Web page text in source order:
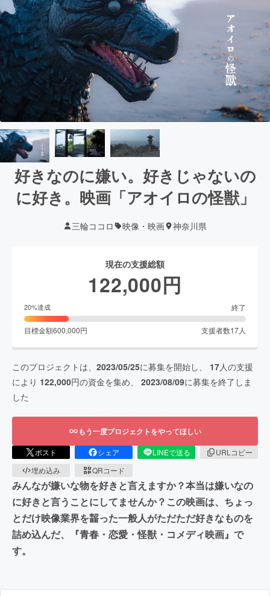
好きなのに嫌い。好きじゃないの
に好き。映画「アオイロの怪獣」
三輪ココロ 映像・映画 神奈川県
現在の支援総額
122,000円
20%達成 終了
目標金額600,000円 支援者数17人
このプロジェクトは、 2023/05/25に募集を開始し、 17人の支援
により 122,000円の資金を集め、 2023/08/09に募集を終了しま
した
もう一度プロジェクトをやってほしい
ポスト シェア LINEで送る
URLコピー
埋め込み
QRコード
みんなが嫌いな物を好きと言えますか？本当は嫌いなの
に好きと言うことにしてませんか？この映画は、ちょっ
とだけ映像業界を齧った一般人がただただ好きなものを
詰め込んだ、『青春・恋愛・怪獣・コメディ映画』で
す。